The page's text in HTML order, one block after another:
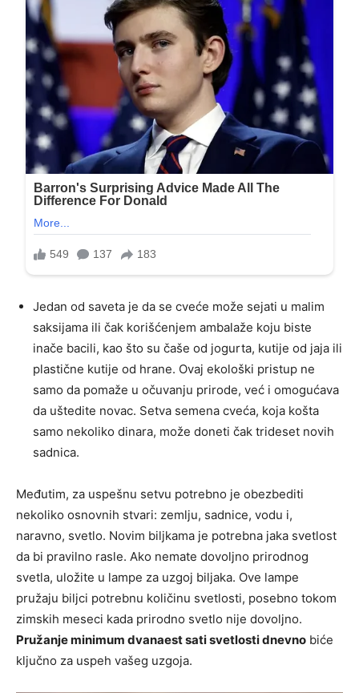
Jedan od saveta je da se cveće može sejati u malim
saksijama ili čak korišćenjem ambalaže koju biste
inače bacili, kao što su čaše od jogurta, kutije od jaja ili
plastične kutije od hrane. Ovaj ekološki pristup ne
samo da pomaže u očuvanju prirode, već i omogućava
da uštedite novac. Setva semena cveća, koja košta
samo nekoliko dinara, može doneti čak trideset novih
sadnica.
Međutim, za uspešnu setvu potrebno je obezbediti
nekoliko osnovnih stvari: zemlju, sadnice, vodu i,
naravno, svetlo. Novim biljkama je potrebna jaka svetlost
da bi pravilno rasle. Ako nemate dovoljno prirodnog
svetla, uložite u lampe za uzgoj biljaka. Ove lampe
pružaju biljci potrebnu količinu svetlosti, posebno tokom
zimskih meseci kada prirodno svetlo nije dovoljno.
Pružanje minimum dvanaest sati svetlosti dnevno biće
ključno za uspeh vašeg uzgoja.